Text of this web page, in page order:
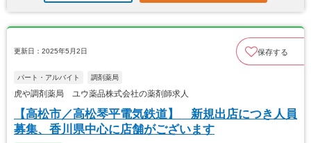
更新日：2025年5月2日 保存する
パート・アルバイト 調剤薬局
虎や調剤薬局 ユウ薬品株式会社の薬剤師求人
【高松市／高松琴平電気鉄道】 新規出店につき人員
募集、香川県中心に店舗がございます